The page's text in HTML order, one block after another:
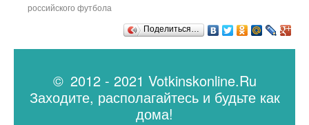
российского футбола
Поделиться…
© 2012 - 2021 Votkinskonline.Ru
Заходите, располагайтесь и будьте как
дома!